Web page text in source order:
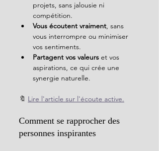
projets, sans jalousie ni
compétition.
Vous écoutent vraiment, sans
vous interrompre ou minimiser
vos sentiments.
Partagent vos valeurs et vos
aspirations, ce qui crée une
synergie naturelle.
🔖 Lire l'article sur l'écoute active.
Comment se rapprocher des
personnes inspirantes